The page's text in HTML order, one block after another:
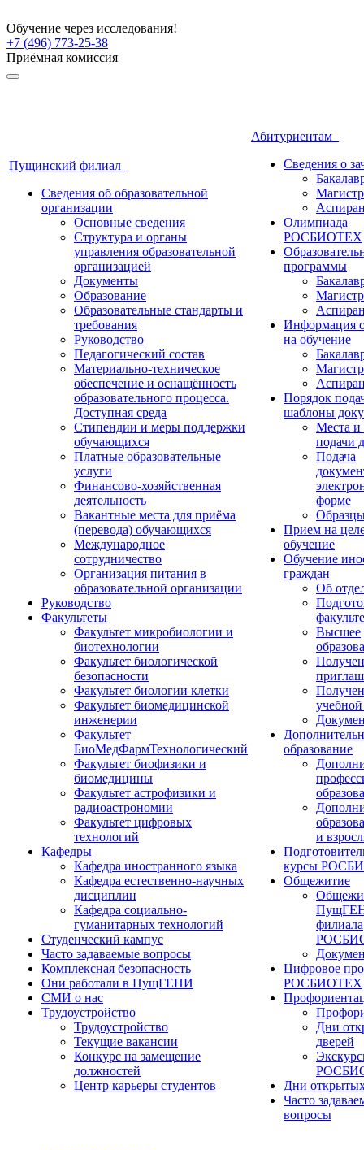
Обучение через исследования!
+7 (496) 773-25-38
Приёмная комиссия
Пущинский филиал
Сведения об образовательной
организации
Основные сведения
Структура и органы
управления образовательной
организацией
Документы
Образование
Образовательные стандарты и
требования
Руководство
Педагогический состав
Материально-техническое
обеспечение и оснащённость
образовательного процесса.
Доступная среда
Стипендии и меры поддержки
обучающихся
Платные образовательные
услуги
Финансово-хозяйственная
деятельность
Вакантные места для приёма
(перевода) обучающихся
Международное
сотрудничество
Организация питания в
образовательной организации
Руководство
Факультеты
Факультет микробиологии и
биотехнологии
Факультет биологической
безопасности
Факультет биологии клетки
Факультет биомедицинской
инженерии
Факультет
БиоМедФармТехнологический
Факультет биофизики и
биомедицины
Факультет астрофизики и
радиоастрономии
Факультет цифровых
технологий
Кафедры
Кафедра иностранного языка
Кафедра естественно-научных
дисциплин
Кафедра социально-
гуманитарных технологий
Студенческий кампус
Часто задаваемые вопросы
Комплексная безопасность
Они работали в ПущГЕНИ
СМИ о нас
Трудоустройство
Трудоустройство
Текущие вакансии
Конкурс на замещение
должностей
Центр карьеры студентов
Абитуриентам
Сведения о
Олимпиада
РОСБИОТЕХ
программы
Информация
на обучение
Порядок
шаблоны
Места и
подачи
Подача
форме
Прием на
обучение
Обучение
граждан
Об
Высшее
образование
и
курсы
Общежитие
филиала
Цифровое
РОСБИОТЕХ
Дни
дверей
Дни
Часто
вопросы